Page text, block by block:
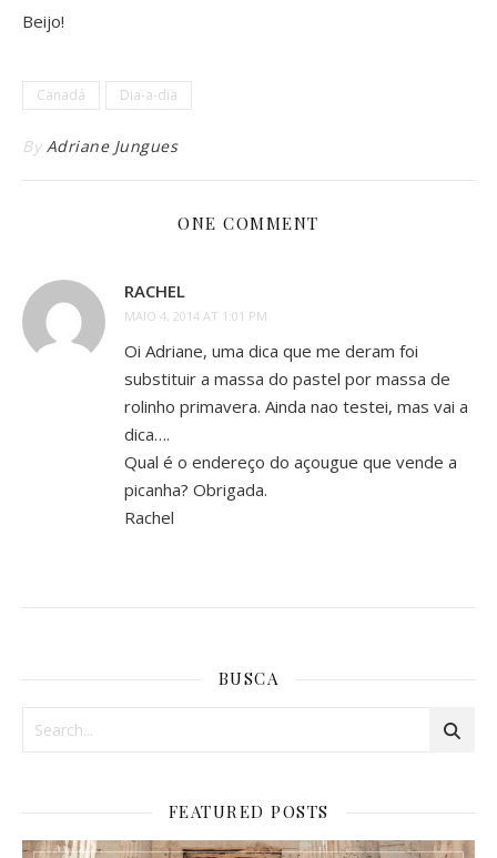
Beijo!
Canadá Dia-a-dia
By Adriane Jungues
ONE COMMENT
RACHEL
MAIO 4, 2014 AT 1:01 PM
Oi Adriane, uma dica que me deram foi
substituir a massa do pastel por massa de
rolinho primavera. Ainda nao testei, mas vai a
dica….
Qual é o endereço do açougue que vende a
picanha? Obrigada.
Rachel
BUSCA
FEATURED POSTS